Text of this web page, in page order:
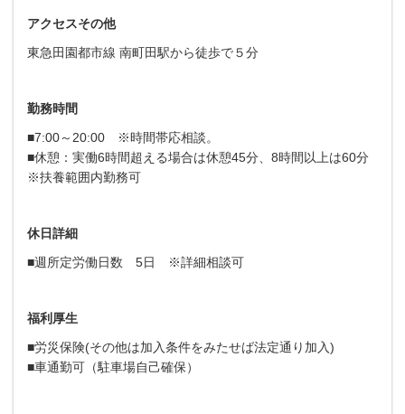
アクセスその他
東急田園都市線 南町田駅から徒歩で５分
勤務時間
■7:00～20:00 ※時間帯応相談。
■休憩：実働6時間超える場合は休憩45分、8時間以上は60分
※扶養範囲内勤務可
休日詳細
■週所定労働日数 5日 ※詳細相談可
福利厚生
■労災保険(その他は加入条件をみたせば法定通り加入)
■車通勤可（駐車場自己確保）